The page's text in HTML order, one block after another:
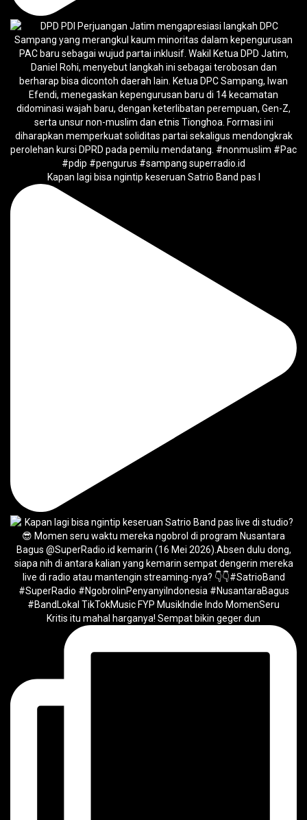
Kapan lagi bisa ngintip keseruan Satrio Band pas l
Kritis itu mahal harganya! Sempat bikin geger dun